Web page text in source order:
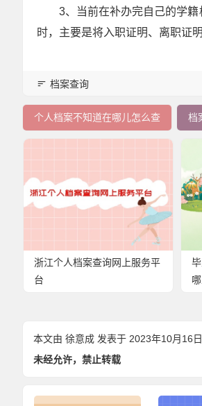
3、当前在补办完自己的学
时，主要是将入职证明、离职证
档案查询
个人档案不知道在哪儿怎么查 档
浙江个人档案查询网上服务平
台
本文由 徐意成 发表于 2023年10月16
未经允许，禁止转载